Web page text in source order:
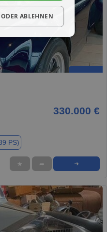
330.000 €
PS)
★ ➦ ➜
ABLEHNEN